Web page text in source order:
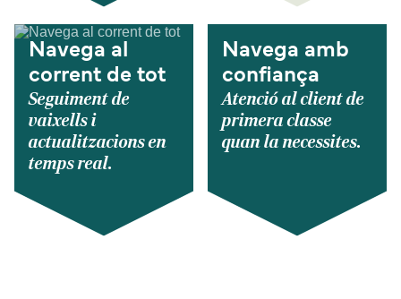
Navega al
corrent de tot
Seguiment de
vaixells i
actualitzacions en
temps real.
Navega amb
confiança
Atenció al client de
primera classe
quan la necessites.